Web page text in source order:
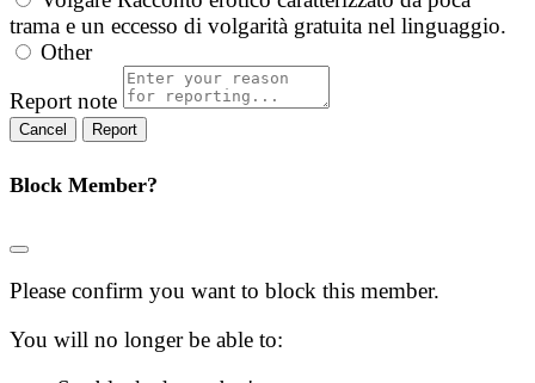
trama e un eccesso di volgarità gratuita nel linguaggio.
Other
Report note
Report
Block Member?
Please confirm you want to block this member.
You will no longer be able to: